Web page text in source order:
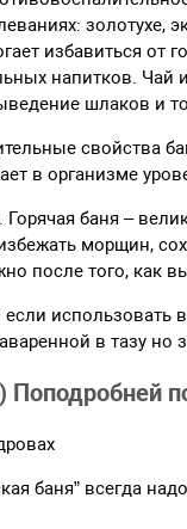
золотухе,
избавиться от
напитков.
шлаков и
свойства
в организме
баня –
морщин,
после того, как
если
в тазу но
Поподробней
баня” всегда